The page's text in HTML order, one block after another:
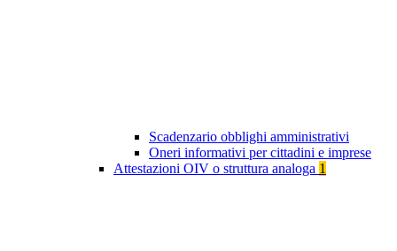
Scadenzario obblighi amministrativi
Oneri informativi per cittadini e imprese
Attestazioni OIV o struttura analoga 1